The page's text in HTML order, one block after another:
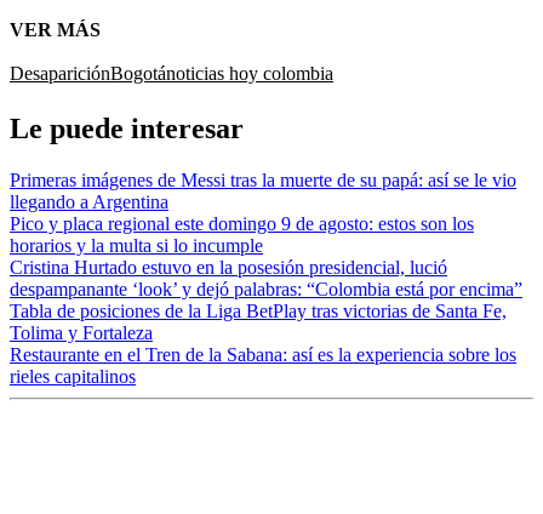
VER MÁS
DesapariciónBogotánoticias hoy colombia
Le puede interesar
Primeras imágenes de Messi tras la muerte de su papá: así se le vio
llegando a Argentina
Pico y placa regional este domingo 9 de agosto: estos son los
horarios y la multa si lo incumple
Cristina Hurtado estuvo en la posesión presidencial, lució
despampanante ‘look’ y dejó palabras: “Colombia está por encima”
Tabla de posiciones de la Liga BetPlay tras victorias de Santa Fe,
Tolima y Fortaleza
Restaurante en el Tren de la Sabana: así es la experiencia sobre los
rieles capitalinos